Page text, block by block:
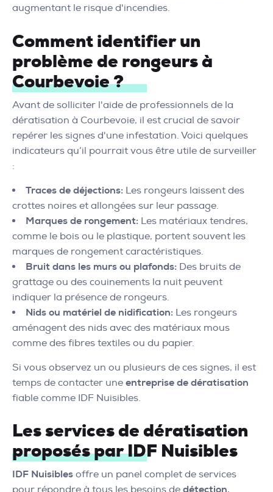
augmentant le risque d'incendies.
Comment identifier un
problème de rongeurs à
Courbevoie ?
Avant de solliciter l'aide de professionnels de la
dératisation à Courbevoie, il est crucial de savoir
repérer les signes d'une infestation. Voici quelques
indicateurs qu’il pourrait vous être utile de surveiller
:
Traces de déjections: Les rongeurs laissent des
crottes noires et allongées sur leur passage.
Marques de rongement: Les matériaux tendres,
comme le bois ou le plastique, portent souvent les
marques de rongement caractéristiques.
Bruit dans les murs ou plafonds: Des bruits de
grattage ou des couinements la nuit peuvent
indiquer la présence de rongeurs.
Nids ou matériel de nidification: Les rongeurs
aménagent des nids avec des matériaux mous
comme des fibres textiles ou du papier.
Si vous observez un ou plusieurs de ces signes, il est
temps de contacter une entreprise de dératisation
fiable comme IDF Nuisibles.
Les services de dératisation
proposés par IDF Nuisibles
IDF Nuisibles offre un panel complet de services